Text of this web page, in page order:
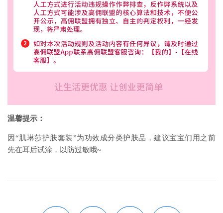
温馨提示：
因“肌琳莎护肤套装”为功效成分类护肤品，建议宝宝们用之前
先在耳后试涂，以防过敏哦~